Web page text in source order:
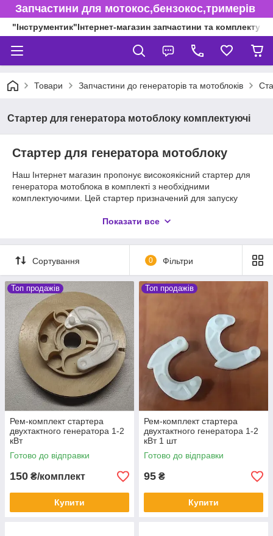
Запчастини для мотокос,бензокос,тримерів
"Інструментик"Інтернет-магазин запчастини та
Товари Запчастини до генераторів та мотоблоків
Стартер для генератора мотоблоку комплектуючі
Стартер для генератора мотоблоку
Наш Інтернет магазин пропонує високоякісний стартер для
генератора мотоблока в комплекті з необхідними
комплектуючими. Цей стартер призначений для запуску
Наш стартер для генератора є ідеальним вибором для тих,
гарантувати довговічність та надійність нашого продукту.
Показати все
Сортування 0 Фільтри
Топ продажів
Рем-комплект стартера
двухтактного генератора 1-2
кВт
Готово до відправки
150 ₴/комплект
Купити
Топ продажів
Рем-комплект стартера
двухтактного генератора 1-2
кВт 1 шт
Готово до відправки
95 ₴
Купити